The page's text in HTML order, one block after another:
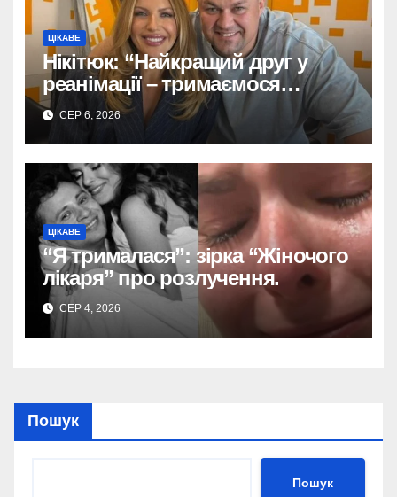
ЦІКАВЕ
Нікітюк: “Найкращий друг у
реанімації – тримаємося
разом!”
СЕР 6, 2026
ЦІКАВЕ
“Я трималася”: зірка “Жіночого
лікаря” про розлучення.
СЕР 4, 2026
Пошук
Пошук